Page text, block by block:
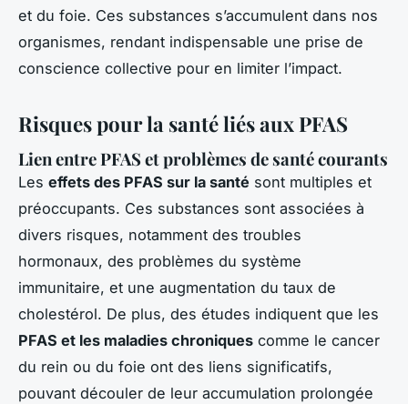
et du foie. Ces substances s’accumulent dans nos
organismes, rendant indispensable une prise de
conscience collective pour en limiter l’impact.
Risques pour la santé liés aux PFAS
Lien entre PFAS et problèmes de santé courants
Les effets des PFAS sur la santé sont multiples et
préoccupants. Ces substances sont associées à
divers risques, notamment des troubles
hormonaux, des problèmes du système
immunitaire, et une augmentation du taux de
cholestérol. De plus, des études indiquent que les
PFAS et les maladies chroniques comme le cancer
du rein ou du foie ont des liens significatifs,
pouvant découler de leur accumulation prolongée